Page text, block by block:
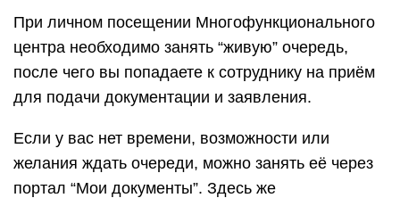
При личном посещении Многофункционального
центра необходимо занять “живую” очередь,
после чего вы попадаете к сотруднику на приём
для подачи документации и заявления.
Если у вас нет времени, возможности или
желания ждать очереди, можно занять её через
портал “Мои документы”. Здесь же